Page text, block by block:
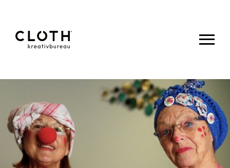
kreativbureau
- Wir sind
eine junge,
kreative